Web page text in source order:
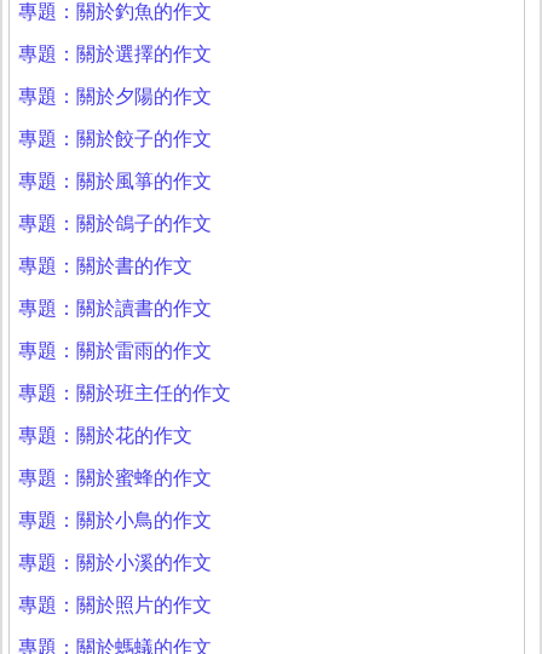
專題：關於釣魚的作文
專題：關於選擇的作文
專題：關於夕陽的作文
專題：關於餃子的作文
專題：關於風箏的作文
專題：關於鴿子的作文
專題：關於書的作文
專題：關於讀書的作文
專題：關於雷雨的作文
專題：關於班主任的作文
專題：關於花的作文
專題：關於蜜蜂的作文
專題：關於小鳥的作文
專題：關於小溪的作文
專題：關於照片的作文
專題：關於螞蟻的作文